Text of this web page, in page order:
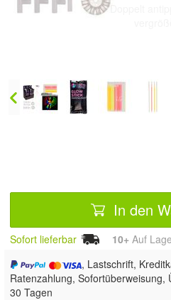
Doppelt
In den
Sofort lieferbar 10+ Auf
, Lastschrift,
Ratenzahlung, Sofortüberweisung,
30 Tagen